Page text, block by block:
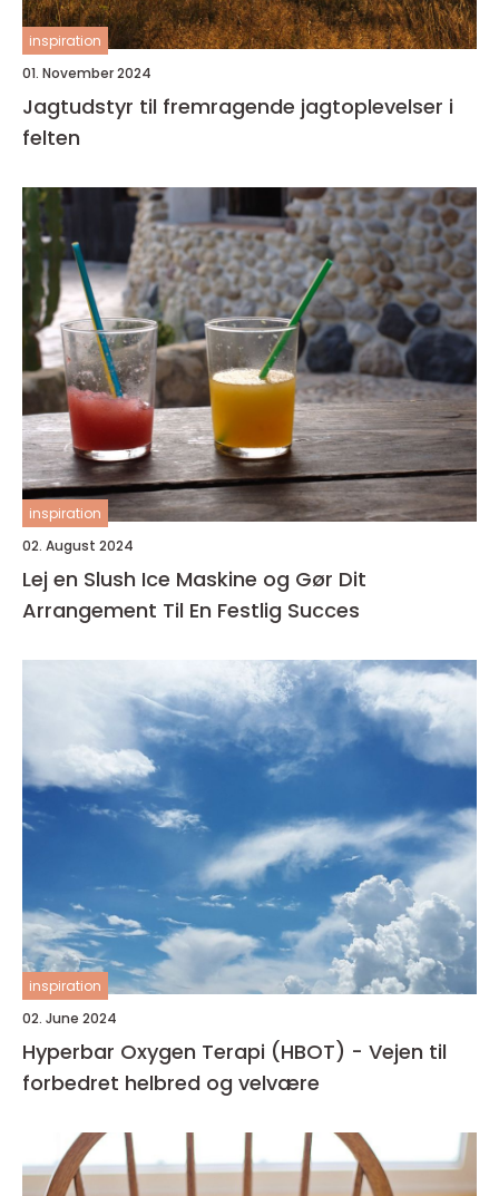
inspiration
01. November 2024
Jagtudstyr til fremragende jagtoplevelser i
felten
inspiration
02. August 2024
Lej en Slush Ice Maskine og Gør Dit
Arrangement Til En Festlig Succes
inspiration
02. June 2024
Hyperbar Oxygen Terapi (HBOT) - Vejen til
forbedret helbred og velvære